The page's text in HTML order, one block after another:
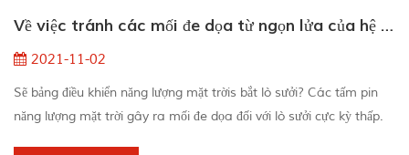
tiêu dùng từ tổ ...
Về việc tránh các mối đe dọa từ ngọn lửa của hệ thống điện mặt trời
2021-11-02
Sẽ bảng điều khiển năng lượng mặt trờis bắt lò sưởi? Các tấm pin
năng lượng mặt trời gây ra mối đe dọa đối với lò sưởi cực kỳ thấp.